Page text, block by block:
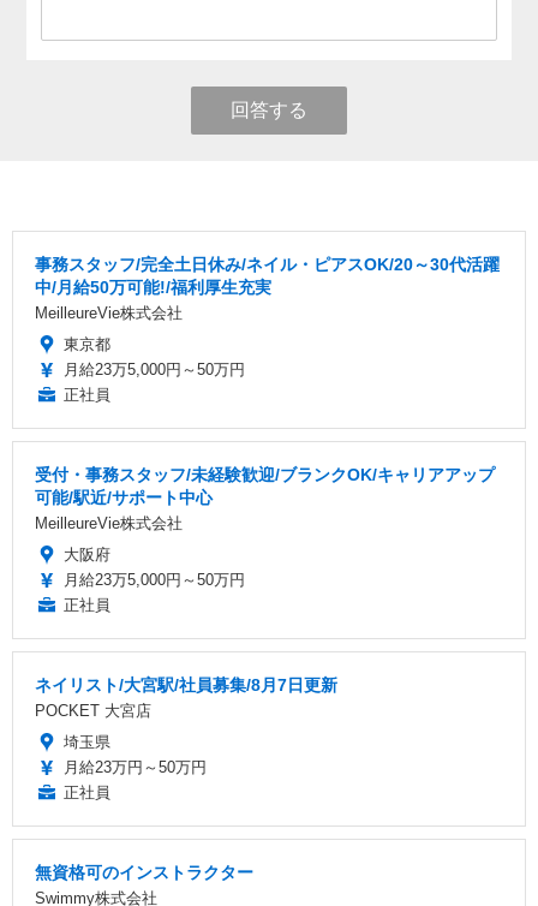
回答する
事務スタッフ/完全土日休み/ネイル・ピアスOK/20～30代活躍
中/月給50万可能!/福利厚生充実
MeilleureVie株式会社
東京都
月給23万5,000円～50万円
正社員
受付・事務スタッフ/未経験歓迎/ブランクOK/キャリアアップ
可能/駅近/サポート中心
MeilleureVie株式会社
大阪府
月給23万5,000円～50万円
正社員
ネイリスト/大宮駅/社員募集/8月7日更新
POCKET 大宮店
埼玉県
月給23万円～50万円
正社員
無資格可のインストラクター
Swimmy株式会社